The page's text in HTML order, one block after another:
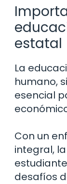
estatal
La
humano,
esencial
Con un
integral,
desafíos